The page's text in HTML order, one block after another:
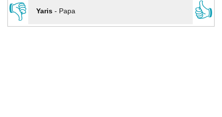
👎
Yaris- Papa 👍